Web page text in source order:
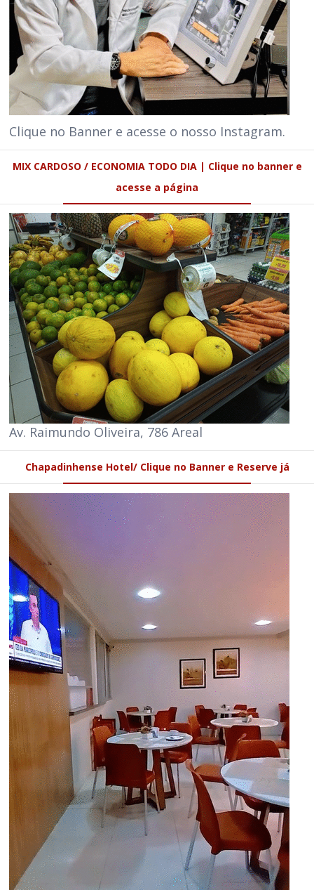
Clique no Banner e acesse o nosso Instagram.
MIX CARDOSO / ECONOMIA TODO DIA | Clique no banner e
acesse a página
Av. Raimundo Oliveira, 786 Areal
Chapadinhense Hotel/ Clique no Banner e Reserve já